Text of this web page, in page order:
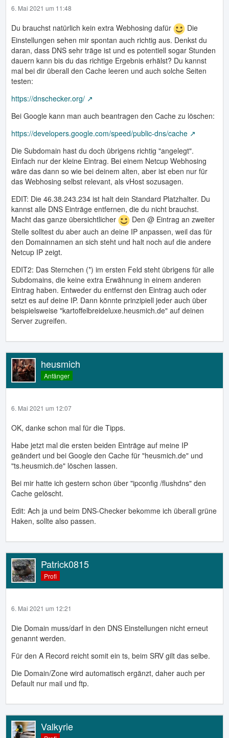
6. Mai 2021 um 11:48
Du brauchst natürlich kein extra Webhosing dafür
Die
Einstellungen sehen mir spontan auch richtig aus. Denkst du
daran, dass DNS sehr träge ist und es potentiell sogar Stunden
dauern kann bis du das richtige Ergebnis erhälst? Du kannst
mal bei dir überall den Cache leeren und auch solche Seiten
testen:
https://dnschecker.org/
Bei Google kann man auch beantragen den Cache zu löschen:
https://developers.google.com/speed/public-dns/cache
Die Subdomain hast du doch übrigens richtig "angelegt".
Einfach nur der kleine Eintrag. Bei einem Netcup Webhosing
wäre das dann so wie bei deinem alten, aber ist eben nur für
das Webhosing selbst relevant, als vHost sozusagen.
EDIT: Die 46.38.243.234 ist halt dein Standard Platzhalter. Du
kannst alle DNS Einträge entfernen, die du nicht brauchst.
Macht das ganze übersichtlicher
Den @ Eintrag an zweiter
Stelle solltest du aber auch an deine IP anpassen, weil das für
den Domainnamen an sich steht und halt noch auf die andere
Netcup IP zeigt.
EDIT2: Das Sternchen (*) im ersten Feld steht übrigens für alle
Subdomains, die keine extra Erwähnung in einem anderen
Eintrag haben. Entweder du entfernst den Eintrag auch oder
setzt es auf deine IP. Dann könnte prinzipiell jeder auch über
beispielsweise "kartoffelbreideluxe.heusmich.de" auf deinen
Server zugreifen.
heusmich
Anfänger
6. Mai 2021 um 12:07
OK, danke schon mal für die Tipps.
Habe jetzt mal die ersten beiden Einträge auf meine IP
geändert und bei Google den Cache für "heusmich.de" und
"ts.heusmich.de" löschen lassen.
Bei mir hatte ich gestern schon über "ipconfig /flushdns" den
Cache gelöscht.
Edit: Ach ja und beim DNS-Checker bekomme ich überall grüne
Haken, sollte also passen.
Patrick0815
Profi
6. Mai 2021 um 12:21
Die Domain muss/darf in den DNS Einstellungen nicht erneut
genannt werden.
Für den A Record reicht somit ein ts, beim SRV gilt das selbe.
Die Domain/Zone wird automatisch ergänzt, daher auch per
Default nur mail und ftp.
Valkyrie